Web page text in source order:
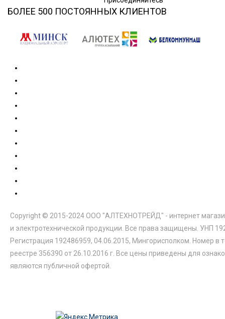
БОЛЕЕ 500 ПОСТОЯННЫХ КЛИЕНТОВ
Copyright © 2015-2024 ООО "АЛТЕХНОТРЕЙД" - интернет
и электротехнической продукции. Все права защищены. УНП
Регистрация 192486959, 04.06.2015, Мингорисполком. Номер в
реестре 356390 от 26.10.2016 г. Все цены приведены для
являются публичной офертой.